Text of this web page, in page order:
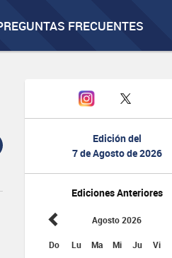
FRECUENTES
Edición del
7 de Agosto de 2026
Ediciones Anteriores
Agosto 2026
Do Lu Ma Mi Ju Vi